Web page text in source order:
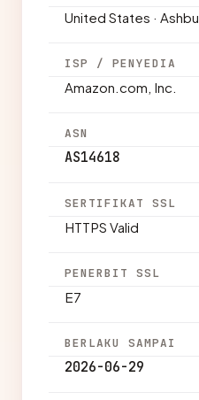
United States ·
ISP / PENYEDIA
Amazon.com, Inc.
ASN
AS14618
SERTIFIKAT SSL
HTTPS Valid
PENERBIT SSL
E7
BERLAKU SAMPAI
2026-06-29